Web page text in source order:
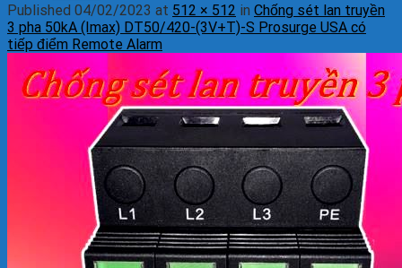
Published 04/02/2023 at 512 × 512 in Chống sét lan truyền
3 pha 50kA (Imax) DT50/420-(3V+T)-S Prosurge USA có
tiếp điểm Remote Alarm